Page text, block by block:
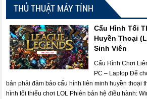
THỦ THUẬT MÁY TÍNH
Cấu Hình Tối
Huyền Thoại
Sinh Viên
Cấu Hình Chơi
PC – Laptop Để
bản phải đảm bảo cấu hình liên minh huyền thoại
hình tối thiểu chơi LOL Phiên bản hệ điều hành: